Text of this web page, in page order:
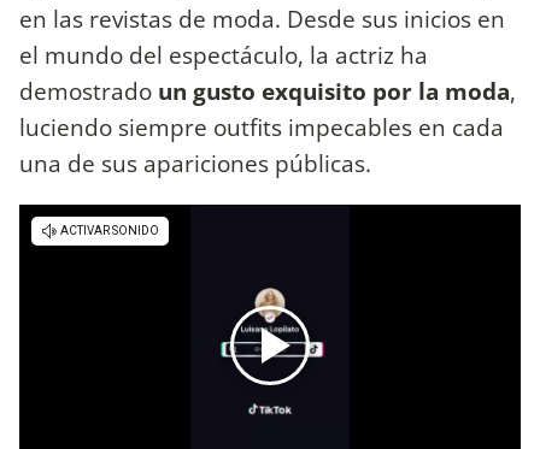
en las revistas de moda. Desde sus inicios en
el mundo del espectáculo, la actriz ha
demostrado un gusto exquisito por la moda,
luciendo siempre outfits impecables en cada
una de sus apariciones públicas.